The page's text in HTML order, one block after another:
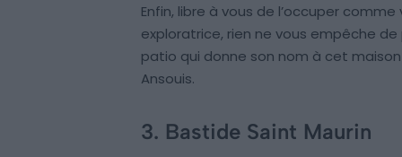
Enfin, libre à vous de l’occuper comme
exploratrice, rien ne vous empêche
patio qui donne son nom à cet
Ansouis.
3. Bastide Saint Maurin